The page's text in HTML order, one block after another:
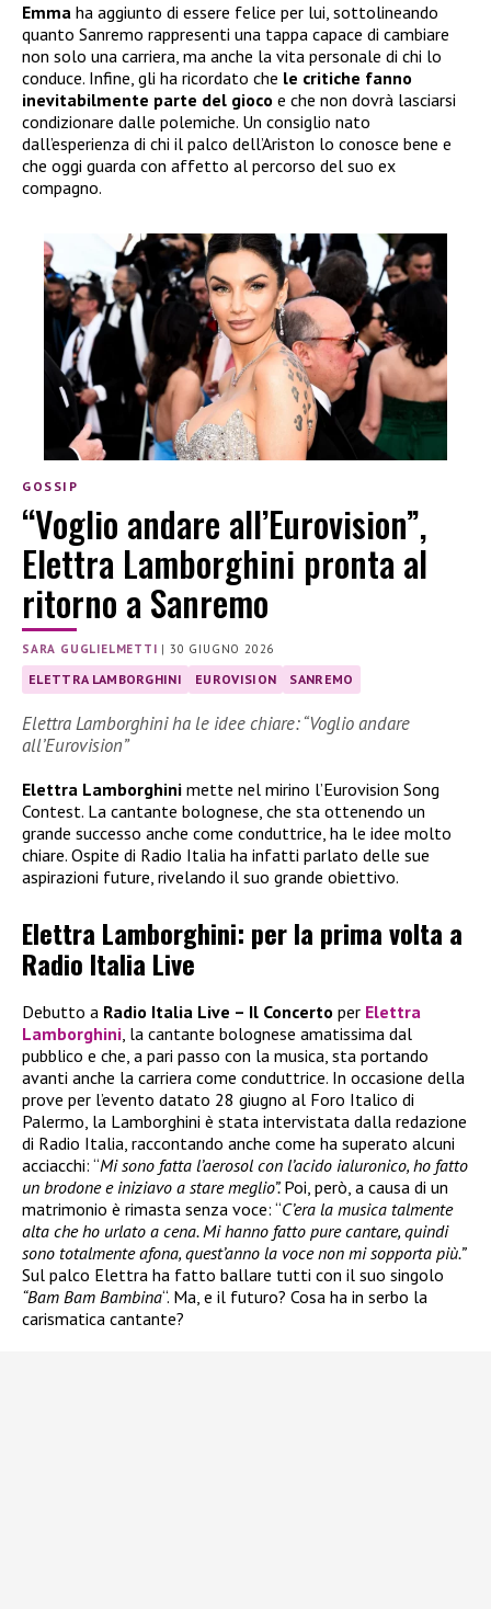
Emma ha aggiunto di essere felice per lui, sottolineando
quanto Sanremo rappresenti una tappa capace di cambiare
non solo una carriera, ma anche la vita personale di chi lo
conduce. Infine, gli ha ricordato che le critiche fanno
inevitabilmente parte del gioco e che non dovrà lasciarsi
condizionare dalle polemiche. Un consiglio nato
dall’esperienza di chi il palco dell’Ariston lo conosce bene e
che oggi guarda con affetto al percorso del suo ex
compagno.
GOSSIP
“Voglio andare all’Eurovision”,
Elettra Lamborghini pronta al
ritorno a Sanremo
SARA GUGLIELMETTI |30 GIUGNO 2026
ELETTRA LAMBORGHINI EUROVISION SANREMO
Elettra Lamborghini ha le idee chiare: “Voglio andare
all’Eurovision”
Elettra Lamborghini mette nel mirino l’Eurovision Song
Contest. La cantante bolognese, che sta ottenendo un
grande successo anche come conduttrice, ha le idee molto
chiare. Ospite di Radio Italia ha infatti parlato delle sue
aspirazioni future, rivelando il suo grande obiettivo.
Elettra Lamborghini: per la prima volta a
Radio Italia Live
Debutto a Radio Italia Live – Il Concerto per Elettra
Lamborghini , la cantante bolognese amatissima dal
pubblico e che, a pari passo con la musica, sta portando
avanti anche la carriera come conduttrice. In occasione della
prove per l’evento datato 28 giugno al Foro Italico di
Palermo, la Lamborghini è stata intervistata dalla redazione
di Radio Italia, raccontando anche come ha superato alcuni
acciacchi: “Mi sono fatta l’aerosol con l’acido ialuronico, ho fatto
un brodone e iniziavo a stare meglio”. Poi, però, a causa di un
matrimonio è rimasta senza voce: “C’era la musica talmente
alta che ho urlato a cena. Mi hanno fatto pure cantare, quindi
sono totalmente afona, quest’anno la voce non mi sopporta più.”
Sul palco Elettra ha fatto ballare tutti con il suo singolo
“Bam Bam Bambina“. Ma, e il futuro? Cosa ha in serbo la
carismatica cantante?